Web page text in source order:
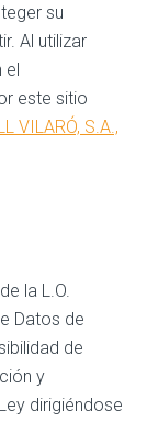
su
Al utilizar
este sitio
VILARÓ, S.A.,
la L.O.
Datos de
de
y
dirigiéndose